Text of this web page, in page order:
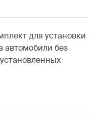
для установки
автомобили без